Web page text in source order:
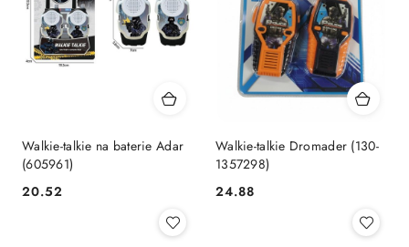
Walkie-talkie na baterie Adar
(605961)
Cena:
20.52
Walkie-talkie Dromader (130-
1357298)
Cena:
24.88